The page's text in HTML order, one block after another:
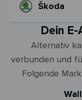
Škoda
Dein
Alternativ
verbunden und
Folgende